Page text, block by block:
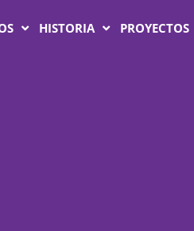
HISTORIA PROYECTOS